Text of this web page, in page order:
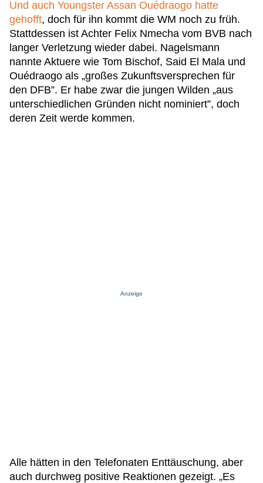
Und auch Youngster Assan Ouédraogo hatte
gehofft, doch für ihn kommt die WM noch zu früh.
Stattdessen ist Achter Felix Nmecha vom BVB nach
langer Verletzung wieder dabei. Nagelsmann
nannte Aktuere wie Tom Bischof, Said El Mala und
Ouédraogo als „großes Zukunftsversprechen für
den DFB”. Er habe zwar die jungen Wilden „aus
unterschiedlichen Gründen nicht nominiert”, doch
deren Zeit werde kommen.
Anzeige
Alle hätten in den Telefonaten Enttäuschung, aber
auch durchweg positive Reaktionen gezeigt. „Es